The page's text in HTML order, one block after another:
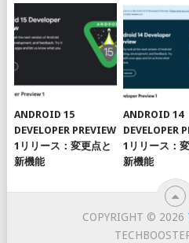
ANDROID 15
DEVELOPER PREVIEW
1リリース：変更点と
新機能
ANDROID 14
DEVELOPER
1リリース：
新機能
COPYRIGHT © 2026